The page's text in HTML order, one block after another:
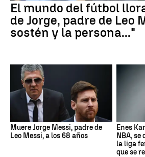
El mundo del fútbol
de Jorge, padre de Leo
sostén y la persona..."
Muere Jorge Messi, padre de
Leo Messi, a los 68 años
Enes
NBA,
la liga
que se